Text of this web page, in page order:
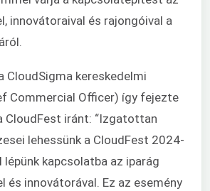
innovátoraival és rajongóival a
CloudSigma kereskedelmi
Commercial Officer) így fejezte
CloudFest iránt: “Izgatottan
lehessünk a CloudFest 2024-
lépünk kapcsolatba az iparág
és innovátorával. Ez az esemény